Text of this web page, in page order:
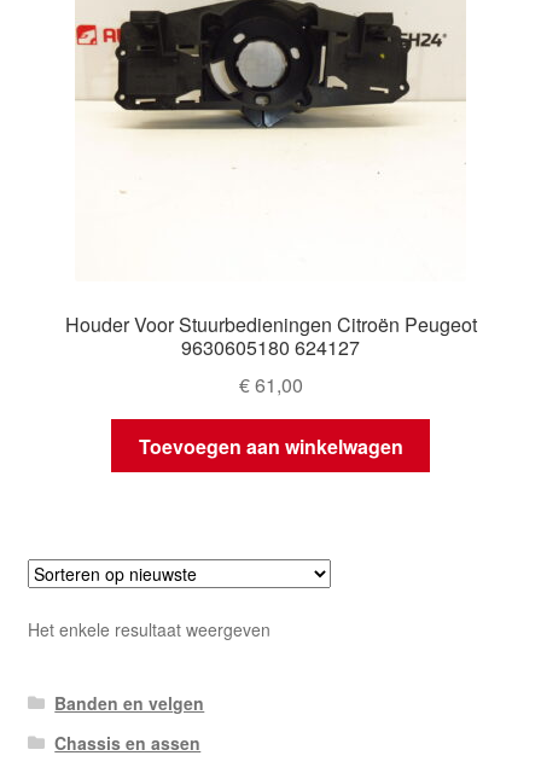
Houder Voor Stuurbedieningen Citroën Peugeot
9630605180 624127
€61,00
Toevoegen aan winkelwagen
Het enkele resultaat weergeven
Banden en velgen
Chassis en assen